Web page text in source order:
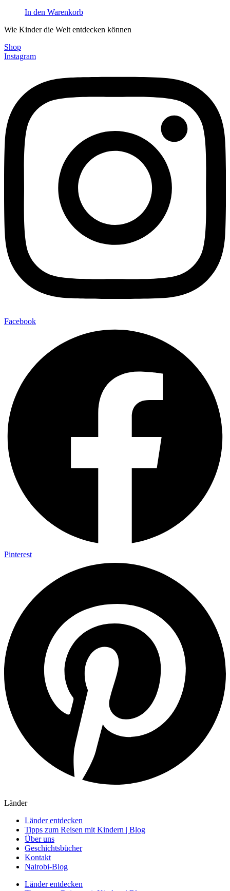
In den Warenkorb
Wie Kinder die Welt entdecken können
Shop
Instagram
Facebook
Pinterest
Länder
Länder entdecken
Tipps zum Reisen mit Kindern | Blog
Über uns
Geschichtsbücher
Kontakt
Nairobi-Blog
Länder entdecken